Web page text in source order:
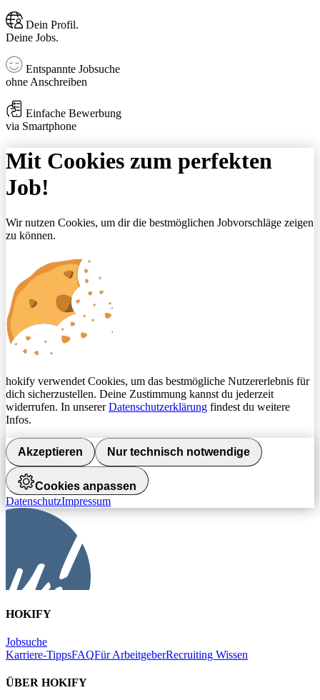
Dein Profil.
Deine Jobs.
Entspannte Jobsuche
ohne Anschreiben
Einfache Bewerbung
via Smartphone
Mit Cookies zum perfekten
Job!
Wir nutzen Cookies, um dir die bestmöglichen Jobvorschläge zeigen
zu können.
hokify verwendet Cookies, um das bestmögliche Nutzererlebnis für
dich sicherzustellen. Deine Zustimmung kannst du jederzeit
widerrufen. In unsererDatenschutzerklärung findest du weitere
Infos.
Akzeptieren Nur technisch notwendige
Cookies anpassen
DatenschutzImpressum
HOKIFY
Jobsuche
Karriere-TippsFAQFür ArbeitgeberRecruiting Wissen
ÜBER HOKIFY